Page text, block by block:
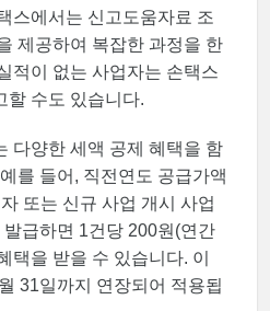
스에서는 신고도움자료 조
제공하여 복잡한 과정을 한
적이 없는 사업자는 손택스
할 수도 있습니다.
다양한 세액 공제 혜택을 함
를 들어, 직전연도 공급가액
또는 신규 사업 개시 사업
급하면 1건당 200원(연간
택을 받을 수 있습니다. 이
31일까지 연장되어 적용됩